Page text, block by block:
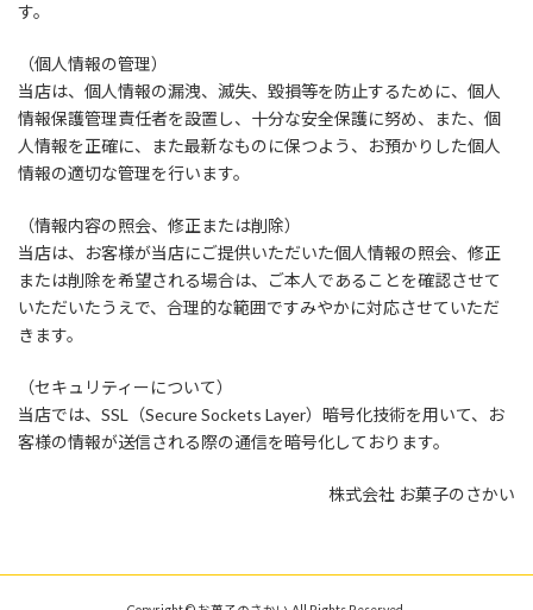
す。
（個人情報の管理）
当店は、個人情報の漏洩、滅失、毀損等を防止するために、個人
情報保護管理責任者を設置し、十分な安全保護に努め、また、個
人情報を正確に、また最新なものに保つよう、お預かりした個人
情報の適切な管理を行います。
（情報内容の照会、修正または削除）
当店は、お客様が当店にご提供いただいた個人情報の照会、修正
または削除を希望される場合は、ご本人であることを確認させて
いただいたうえで、合理的な範囲ですみやかに対応させていただ
きます。
（セキュリティーについて）
当店では、SSL（Secure Sockets Layer）暗号化技術を用いて、お
客様の情報が送信される際の通信を暗号化しております。
株式会社 お菓子のさかい